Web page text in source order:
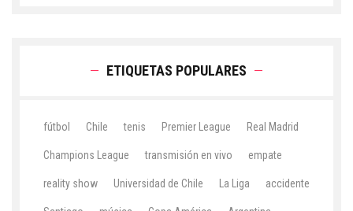
ETIQUETAS POPULARES
fútbol Chile tenis Premier League Real Madrid
Champions League transmisión en vivo empate
reality show Universidad de Chile La Liga accidente